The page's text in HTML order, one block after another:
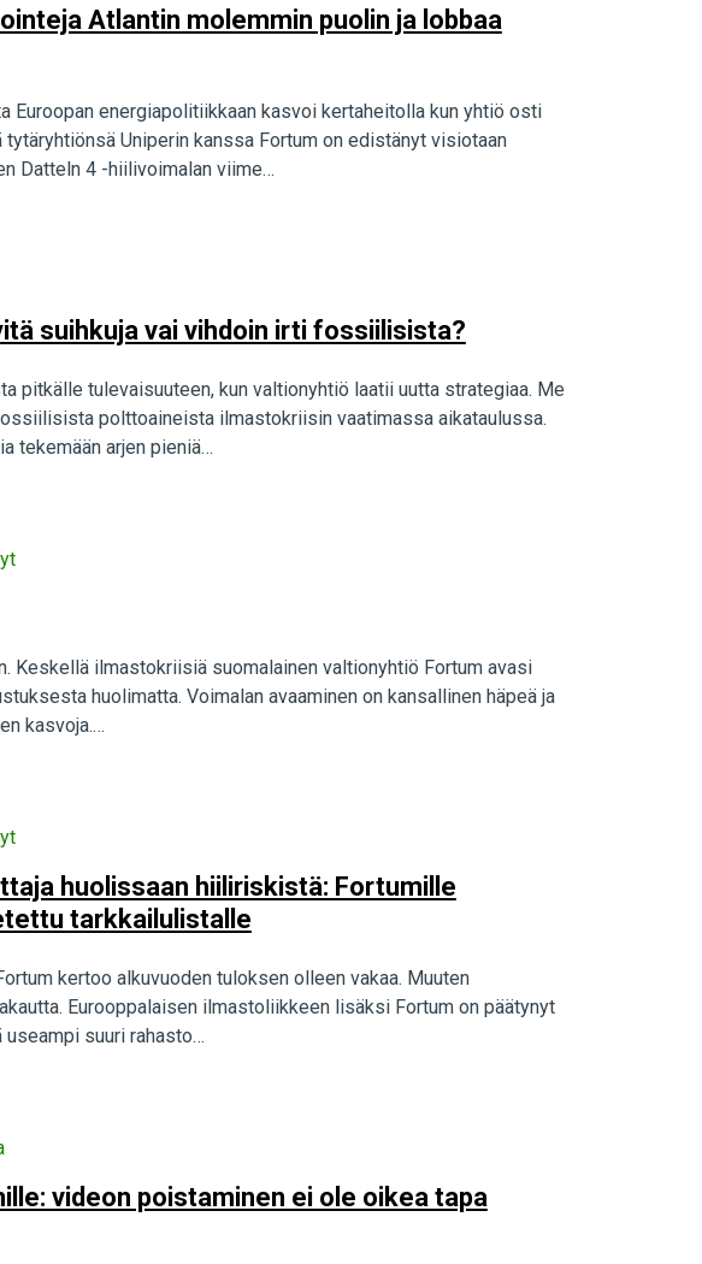
Atlantin molemmin puolin ja lobbaa
Euroopan energiapolitiikkaan kasvoi kertaheitolla kun yhtiö osti
Uniperin kanssa Fortum on edistänyt visiotaan
Datteln 4 -hiilivoimalan viime…
suihkuja vai vihdoin irti fossiilisista?
pitkälle tulevaisuuteen, kun valtionyhtiö laatii uutta strategiaa. Me
polttoaineista ilmastokriisin vaatimassa aikataulussa.
tekemään arjen pieniä…
Keskellä ilmastokriisiä suomalainen valtionyhtiö Fortum avasi
huolimatta. Voimalan avaaminen on kansallinen häpeä ja
kasvoja.…
huolissaan hiiliriskistä: Fortumille
tarkkailulistalle
kertoo alkuvuoden tuloksen olleen vakaa. Muuten
Eurooppalaisen ilmastoliikkeen lisäksi Fortum on päätynyt
useampi suuri rahasto…
videon poistaminen ei ole oikea tapa